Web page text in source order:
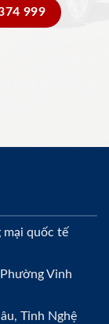
999
mại quốc tế
Vinh
Tỉnh Nghệ